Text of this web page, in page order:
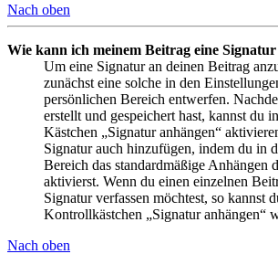
Nach oben
Wie kann ich meinem Beitrag eine
Um eine Signatur an deinen Beitrag
zunächst eine solche in den
persönlichen Bereich entwerfen.
erstellt und gespeichert hast, kannst du
Kästchen „Signatur anhängen“
Signatur auch hinzufügen, indem du in
Bereich das standardmäßige Anhängen
aktivierst. Wenn du einen einzelnen
Signatur verfassen möchtest, so kannst
Kontrollkästchen „Signatur anhängen“
Nach oben